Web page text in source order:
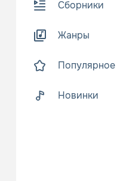
Сборники
Жанры
Популярное
Новинки